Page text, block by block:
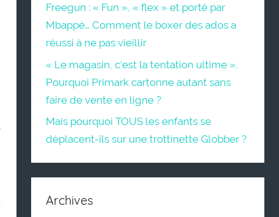
Freegun : « Fun », « flex » et porté par
Mbappé… Comment le boxer des ados a
réussi à ne pas vieillir
« Le magasin, c’est la tentation ultime ».
Pourquoi Primark cartonne autant sans
faire de vente en ligne ?
Mais pourquoi TOUS les enfants se
déplacent-ils sur une trottinette Globber ?
Archives